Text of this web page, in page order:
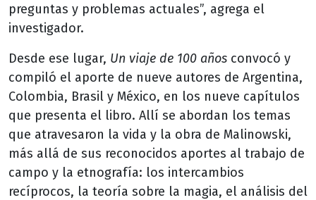
preguntas y problemas actuales”, agrega el
investigador.
Desde ese lugar, Un viaje de 100 años convocó y
compiló el aporte de nueve autores de Argentina,
Colombia, Brasil y México, en los nueve capítulos
que presenta el libro. Allí se abordan los temas
que atravesaron la vida y la obra de Malinowski,
más allá de sus reconocidos aportes al trabajo de
campo y la etnografía: los intercambios
recíprocos, la teoría sobre la magia, el análisis del